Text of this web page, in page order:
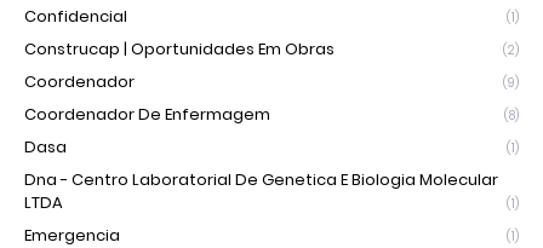
Confidencial (1)
Construcap | Oportunidades Em Obras (2)
Coordenador (9)
Coordenador De Enfermagem (8)
Dasa (1)
Dna - Centro Laboratorial De Genetica E Biologia Molecular
LTDA
(1)
Emergencia (1)